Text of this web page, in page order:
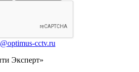
cctv.ru
Эксперт»